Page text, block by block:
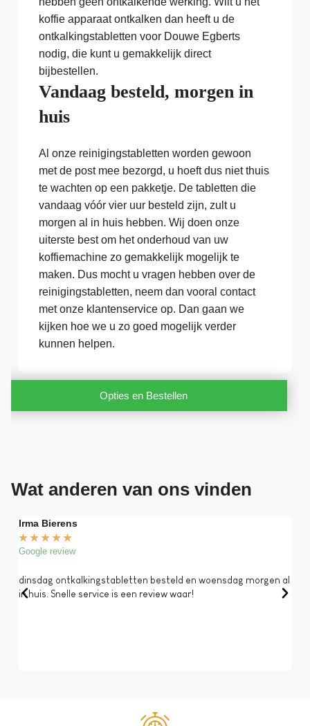
koffie apparaat ontkalken dan heeft u de
ontkalkingstabletten voor Douwe Egberts
nodig, die kunt u gemakkelijk direct
bijbestellen.
Vandaag besteld, morgen in
huis
Al onze reinigingstabletten worden gewoon
met de post mee bezorgd, u hoeft dus niet thuis
te wachten op een pakketje. De tabletten die
vandaag vóór vier uur besteld zijn, zult u
morgen al in huis hebben. Wij doen onze
uiterste best om het onderhoud van uw
koffiemachine zo gemakkelijk mogelijk te
maken. Dus mocht u vragen hebben over de
reinigingstabletten, neem dan vooral contact
met onze klantenservice op. Dan gaan we
kijken hoe we u zo goed mogelijk verder
kunnen helpen.
Opties en Bestellen
Wat anderen van ons vinden
Irma Bierens
★ ★ ★ ★ ★
Google review
dinsdag ontkalkingstabletten besteld en woensdag morgen al
in huis. Snelle service is een review waar!